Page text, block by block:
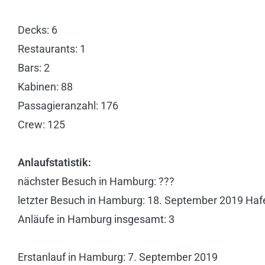
Decks: 6
Restaurants: 1
Bars: 2
Kabinen: 88
Passagieranzahl: 176
Crew: 125
Anlaufstatistik:
nächster Besuch in Hamburg: ???
letzter Besuch in Hamburg: 18. September 2019
Anläufe in Hamburg insgesamt: 3
Erstanlauf in Hamburg: 7. September 2019